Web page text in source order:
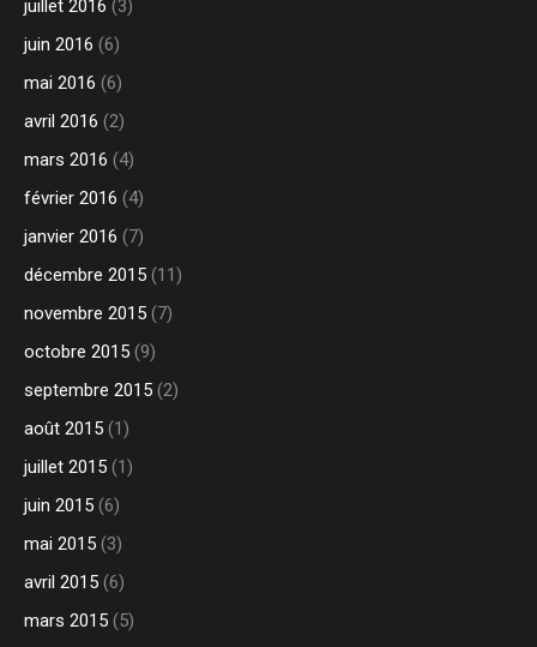
juillet 2016 (3)
juin 2016 (6)
mai 2016 (6)
avril 2016 (2)
mars 2016 (4)
février 2016 (4)
janvier 2016 (7)
décembre 2015 (11)
novembre 2015 (7)
octobre 2015 (9)
septembre 2015 (2)
août 2015 (1)
juillet 2015 (1)
juin 2015 (6)
mai 2015 (3)
avril 2015 (6)
mars 2015 (5)